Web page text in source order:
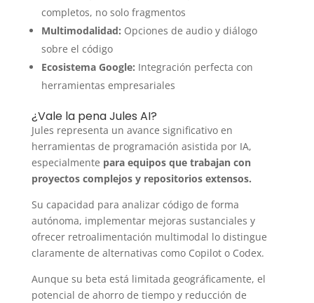
completos, no solo fragmentos
Multimodalidad: Opciones de audio y diálogo
sobre el código
Ecosistema Google: Integración perfecta con
herramientas empresariales
¿Vale la pena Jules AI?
Jules representa un avance significativo en
herramientas de programación asistida por IA,
especialmente para equipos que trabajan con
proyectos complejos y repositorios extensos.
Su capacidad para analizar código de forma
autónoma, implementar mejoras sustanciales y
ofrecer retroalimentación multimodal lo distingue
claramente de alternativas como Copilot o Codex.
Aunque su beta está limitada geográficamente, el
potencial de ahorro de tiempo y reducción de